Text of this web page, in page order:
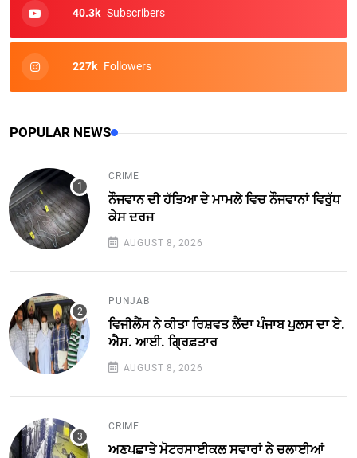
40.3k Subscribers
227k Followers
POPULAR NEWS
CRIME
ਨੌਜਵਾਨ ਦੀ ਹੱਤਿਆ ਦੇ ਮਾਮਲੇ ਵਿਚ ਨੌਜਵਾਨਾਂ ਵਿਰੁੱਧ
ਕੇਸ ਦਰਜ
AUGUST 8, 2026
PUNJAB
ਵਿਜੀਲੈਂਸ ਨੇ ਕੀਤਾ ਰਿਸ਼ਵਤ ਲੈਂਦਾ ਪੰਜਾਬ ਪੁਲਸ ਦਾ ਏ.
ਐਸ. ਆਈ. ਗ੍ਰਿਫ਼ਤਾਰ
AUGUST 8, 2026
CRIME
ਅਣਪਛਾਤੇ ਮੋਟਰਸਾਈਕਲ ਸਵਾਰਾਂ ਨੇ ਚਲਾਈਆਂ